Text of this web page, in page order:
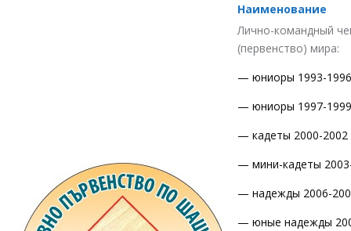
Наименование
Лично-командный
(первенство) мира:
— юниоры 1993-1996
— юниоры 1997-1999
— кадеты 2000-2002
— мини-кадеты
— надежды 2006-
— юные надежды